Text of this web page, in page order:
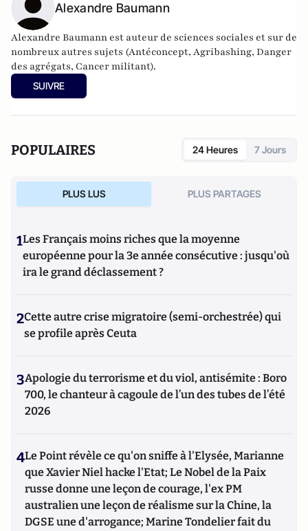
Alexandre Baumann
Alexandre Baumann est auteur de sciences sociales et sur de
nombreux autres sujets (Antéconcept, Agribashing, Danger
des agrégats, Cancer militant).
SUIVRE
POPULAIRES 24 Heures 7 Jours
PLUS LUS PLUS PARTAGES
1Les Français moins riches que la moyenne
européenne pour la 3e année consécutive : jusqu'où
ira le grand déclassement ?
2Cette autre crise migratoire (semi-orchestrée) qui
se profile après Ceuta
3Apologie du terrorisme et du viol, antisémite : Boro
700, le chanteur à cagoule de l’un des tubes de l’été
2026
4Le Point révèle ce qu'on sniffe à l'Elysée, Marianne
que Xavier Niel hacke l'Etat; Le Nobel de la Paix
russe donne une leçon de courage, l'ex PM
australien une leçon de réalisme sur la Chine, la
DGSE une d'arrogance; Marine Tondelier fait du